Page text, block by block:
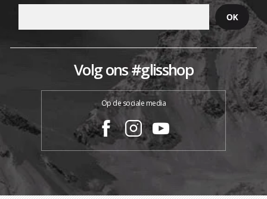
Volg ons #glisshop
Op de sociale media